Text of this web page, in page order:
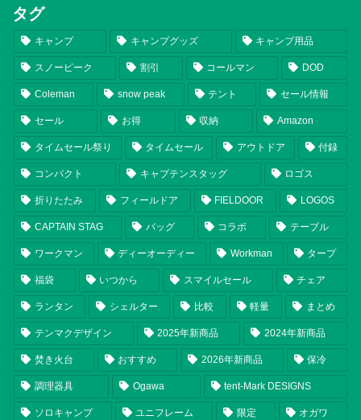
タグ
キャンプ キャンプグッズ キャンプ用品
スノーピーク 割引 コールマン DOD
Coleman snow peak テント セール情報
セール お得 収納 Amazon
タイムセール祭り タイムセール アウトドア 付録
コンパクト キャプテンスタッグ ロゴス
折りたたみ フィールドア FIELDOOR LOGOS
CAPTAIN STAG バッグ コラボ テーブル
ワークマン ディーオーディー Workman タープ
福袋 いつから スマイルセール チェア
ランタン シェルター 比較 軽量 まとめ
テンマクデザイン 2025年新商品 2024年新商品
焚き火台 おすすめ 2026年新商品 保冷
調理器具 Ogawa tent-Mark DESIGNS
ソロキャンプ ユニフレーム 限定 オガワ